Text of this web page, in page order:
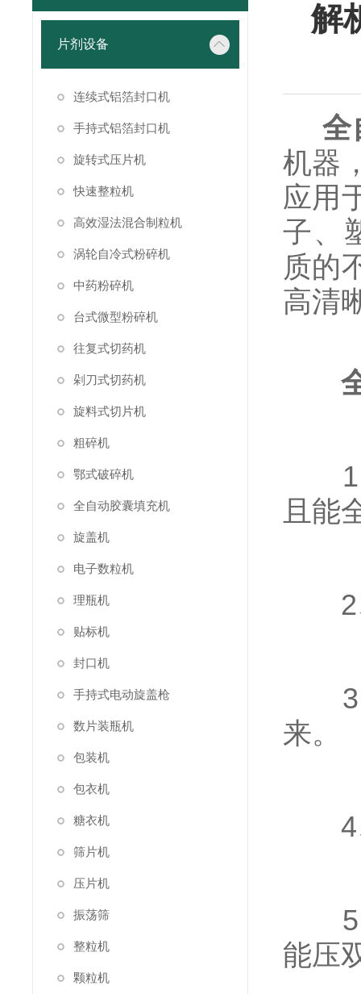
片剂设备
连续式铝箔封口机
手持式铝箔封口机
旋转式压片机
快速整粒机
高效湿法混合制粒机
涡轮自冷式粉碎机
中药粉碎机
台式微型粉碎机
往复式切药机
剁刀式切药机
旋料式切片机
粗碎机
鄂式破碎机
全自动胶囊填充机
旋盖机
电子数粒机
理瓶机
贴标机
封口机
手持式电动旋盖枪
数片装瓶机
包装机
包衣机
糖衣机
筛片机
压片机
振荡筛
整粒机
颗粒机
解
全
机器
应用
子、
质的
高清
1、
且能
2、
3、
来。
4、
5、
能压